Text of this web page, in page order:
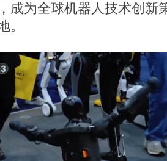
成为全球机器人技术创新
。